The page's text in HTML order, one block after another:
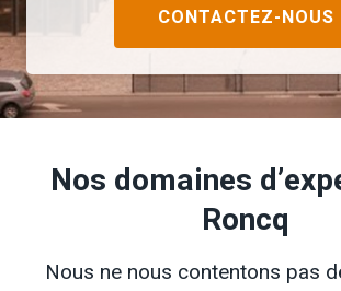
CONTACTEZ-NOUS
Nos domaines
Roncq
Nous ne nous contentons pas